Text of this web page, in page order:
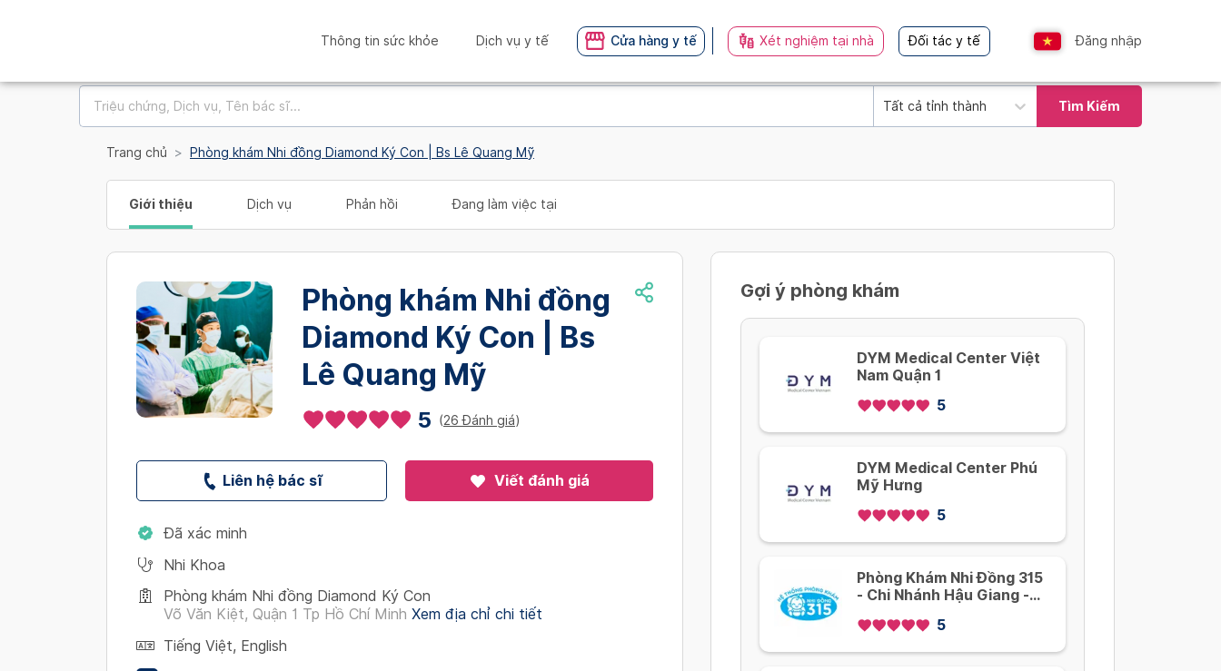
Thông tin sức khỏe Dịch vụ y tế Cửa hàng y tế Xét nghiệm tại nhà Đối tác y tế Đăng nhập
Tất cả tỉnh thành Tìm Kiếm
Trang chủ Phòng khám Nhi đồng Diamond Ký Con | Bs Lê Quang Mỹ
Giới thiệu Dịch vụ Phản hồi Đang làm việc tại
Phòng khám Nhi đồng
Diamond Ký Con | Bs
Lê Quang Mỹ
5 (26 Đánh giá)
Liên hệ bác sĩ Viết đánh giá
Đã xác minh
Nhi Khoa
Phòng khám Nhi đồng Diamond Ký Con
Võ Văn Kiệt, Quận 1 Tp Hồ Chí Minh Xem địa chỉ chi tiết
Tiếng Việt, English
Gợi ý phòng khám
DYM Medical Center Việt
Nam Quận 1
5
DYM Medical Center Phú
Mỹ Hưng
5
Phòng Khám Nhi Đồng 315
- Chi Nhánh Hậu Giang -
5